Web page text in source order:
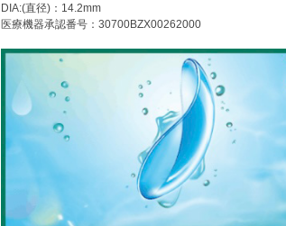
DIA:(直径)：14.2mm
医療機器承認番号：30700BZX00262000